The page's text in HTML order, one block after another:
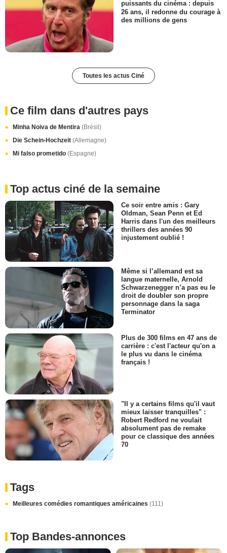
puissants du cinéma : depuis
26 ans, il redonne du courage à
des millions de gens
Toutes les actus Ciné
Ce film dans d'autres pays
Minha Noiva de Mentira (Brésil)
Die Schein-Hochzeit (Allemagne)
Mi falso prometido (Espagne)
Top actus ciné de la semaine
Ce soir entre amis : Gary
Oldman, Sean Penn et Ed
Harris dans l'un des meilleurs
thrillers des années 90
injustement oublié !
Même si l’allemand est sa
langue maternelle, Arnold
Schwarzenegger n’a pas eu le
droit de doubler son propre
personnage dans la saga
Terminator
Plus de 300 films en 47 ans de
carrière : c'est l'acteur qu'on a
le plus vu dans le cinéma
français !
"Il y a certains films qu'il vaut
mieux laisser tranquilles" :
Robert Redford ne voulait
absolument pas de remake
pour ce classique des années
70
Tags
Meilleures comédies romantiques américaines (111)
Top Bandes-annonces